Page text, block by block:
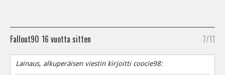
Fallout90 16 vuotta sitten 7/11
Lainaus, alkuperäisen viestin kirjoitti coocie98: